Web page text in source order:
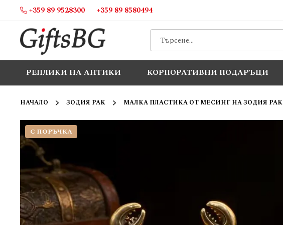
Прескачане
съдържанието
+359 89 9528300 +359 89 8580494
РЕПЛИКИ НА АНТИКИ КОРПОРАТИВНИ ПОДАРЪЦИ
НАЧАЛО ЗОДИЯ РАК МАЛКА ПЛАСТИКА ОТ МЕСИНГ НА ЗОДИЯ РАК
С ПОРЪЧКА